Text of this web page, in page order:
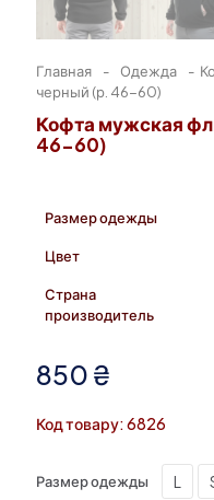
Главная - Одежда -
черный (р. 46-60)
Кофта мужская
46-60)
Размер одежды
Цвет
Страна
производитель
850 ₴
Код товару: 6826
Размер одежды L